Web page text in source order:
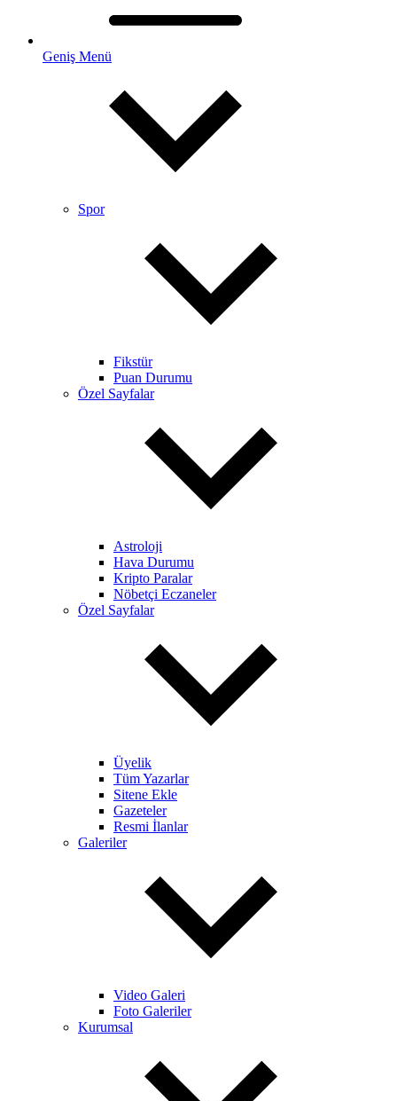
Geniş Menü
Spor
Fikstür
Puan Durumu
Özel Sayfalar
Astroloji
Hava Durumu
Kripto Paralar
Nöbetçi Eczaneler
Özel Sayfalar
Üyelik
Tüm Yazarlar
Sitene Ekle
Gazeteler
Resmi İlanlar
Galeriler
Video Galeri
Foto Galeriler
Kurumsal